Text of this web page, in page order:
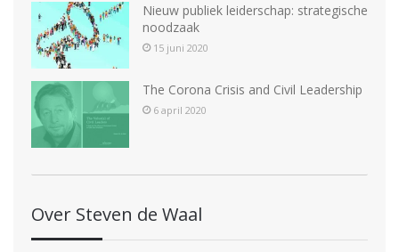
Nieuw publiek leiderschap: strategische
noodzaak
15 juni 2020
The Corona Crisis and Civil Leadership
6 april 2020
Over Steven de Waal